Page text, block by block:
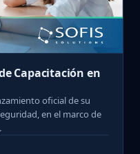
Capacitación en
oficial de su
en el marco de